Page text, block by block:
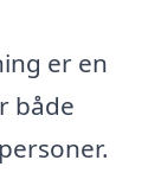
er en
både